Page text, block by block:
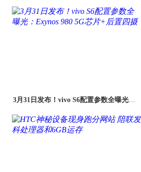
3月31日发布！vivo S6配置参数全曝光：E